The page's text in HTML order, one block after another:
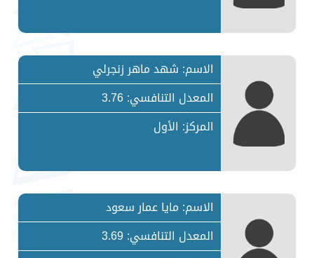
الاسم: شهد ماهر زنجرلي
المعدل التنافسي: 3.76
المركز: الأول
الاسم: مايا عمار سعود
المعدل التنافسي: 3.69